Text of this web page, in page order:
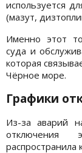
используется
(мазут,
Именно этот
суда и
которая
Чёрное море.
Графики
Из-за аварий
отключения
распространила